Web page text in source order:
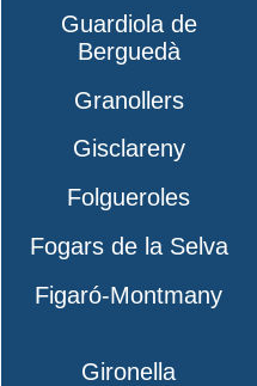
Guardiola de
Berguedà
Granollers
Gisclareny
Folgueroles
Fogars de la Selva
Figaró-Montmany
Gironella